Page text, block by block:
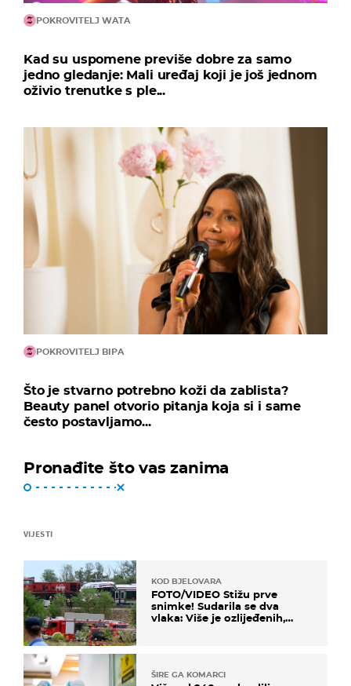
POKROVITELJ WATA
Kad su uspomene previše dobre za samo
jedno gledanje: Mali uređaj koji je još jednom
oživio trenutke s ple...
POKROVITELJ BIPA
Što je stvarno potrebno koži da zablista?
Beauty panel otvorio pitanja koja si i same
često postavljamo...
Pronađite što vas zanima
VIJESTI
KOD BJELOVARA
FOTO/VIDEO Stižu prve
snimke! Sudarila se dva
vlaka: Više je ozlijeđenih,
ŠIRE GA KOMARCI